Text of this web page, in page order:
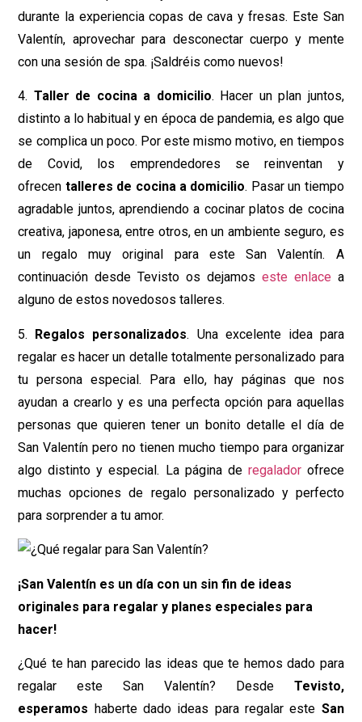
durante la experiencia copas de cava y fresas. Este San
Valentín, aprovechar para desconectar cuerpo y mente
con una sesión de spa. ¡Saldréis como nuevos!
4. Taller de cocina a domicilio. Hacer un plan juntos,
distinto a lo habitual y en época de pandemia, es algo que
se complica un poco. Por este mismo motivo, en tiempos
de Covid, los emprendedores se reinventan y
ofrecen talleres de cocina a domicilio. Pasar un tiempo
agradable juntos, aprendiendo a cocinar platos de cocina
creativa, japonesa, entre otros, en un ambiente seguro, es
un regalo muy original para este San Valentín. A
continuación desde Tevisto os dejamos este enlace a
alguno de estos novedosos talleres.
5. Regalos personalizados. Una excelente idea para
regalar es hacer un detalle totalmente personalizado para
tu persona especial. Para ello, hay páginas que nos
ayudan a crearlo y es una perfecta opción para aquellas
personas que quieren tener un bonito detalle el día de
San Valentín pero no tienen mucho tiempo para organizar
algo distinto y especial. La página de regaladorofrece
muchas opciones de regalo personalizado y perfecto
para sorprender a tu amor.
¡San Valentín es un día con un sin fin de ideas
originales para regalar y planes especiales para
hacer!
¿Qué te han parecido las ideas que te hemos dado para
regalar este San Valentín? Desde Tevisto,
esperamos haberte dado ideas para regalar este San